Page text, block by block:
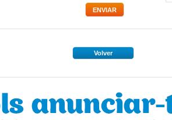
Volver